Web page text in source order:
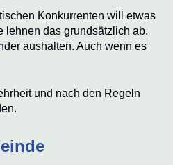
Konkurrenten will etwas
lehnen das grundsätzlich ab.
aushalten. Auch wenn es
und nach den Regeln